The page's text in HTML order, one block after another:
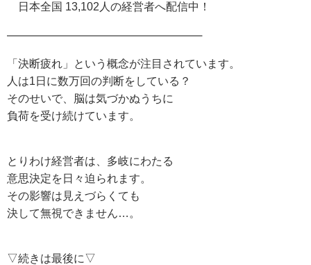
日本全国 13,102人の経営者へ配信中！
————————————————–
「決断疲れ」という概念が注目されています。
人は1日に数万回の判断をしている？
そのせいで、脳は気づかぬうちに
負荷を受け続けています。
とりわけ経営者は、多岐にわたる
意思決定を日々迫られます。
その影響は見えづらくても
決して無視できません…。
▽続きは最後に▽